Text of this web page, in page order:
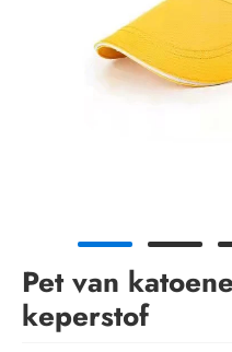
Pet van
keperstof